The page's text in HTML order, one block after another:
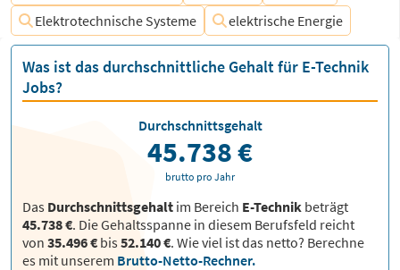
Elektrotechnische Systeme
elektrische Energie
Was ist das durchschnittliche Gehalt für E-Technik
Jobs?
Das Durchschnittsgehalt im Bereich E-Technik beträgt
45.738 €. Die Gehaltsspanne in diesem Berufsfeld reicht
von 35.496 € bis52.140 €. Wie viel ist das netto? Berechne
es mit unserem Brutto-Netto-Rechner.
Durchschnittsgehalt
45.738 €
brutto pro Jahr